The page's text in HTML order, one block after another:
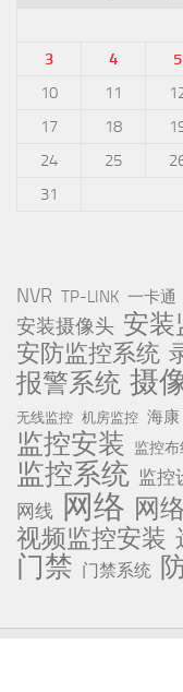
3
4 5
10
11
17
18
24
25
31
NVR TP-LINK 一卡通
安装摄像头 安装
安防监控系统
报警系统 摄
无线监控 机房监控 海康
监控安装 监控布
监控系统 监控
网线 网络 网
视频监控安装
门禁 门禁系统